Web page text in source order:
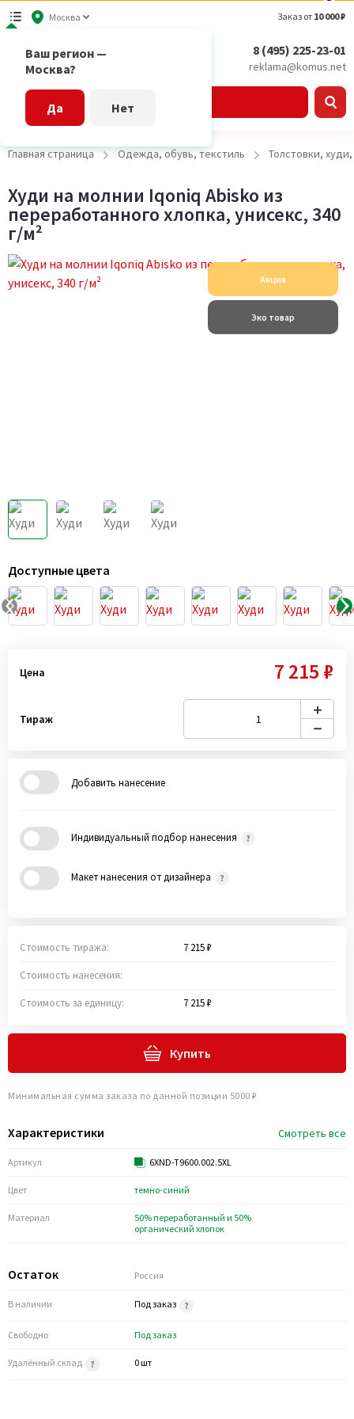
Москва
Ваш регион —
Москва?
Да Нет
Заказ от 10 000 ₽
8 (495) 225-23-01
reklama@komus.net
Главная страница Одежда, обувь, текстиль Толстовки,
Худи на молнии Iqoniq Abisko из
переработанного хлопка, унисекс, 340
г/м²
Акция
Эко товар
Доступные цвета
Характеристики Смотреть все
Артикул 6XND-T9600.002.5XL
Цвет темно-синий
Материал
50% переработанный и 50%
органический хлопок
Остаток Россия
В наличии Под заказ
Свободно Под заказ
Удалённый склад 0 шт
Цена 7 215 ₽
Тираж
Добавить нанесение
Индивидуальный подбор нанесения
Макет нанесения от дизайнера
Стоимость тиража: 7 215 ₽
Стоимость нанесения:
Стоимость за единицу: 7 215 ₽
Купить
Минимальная сумма заказа по данной позиции 5000 ₽